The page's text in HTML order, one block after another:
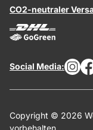
CO2-neutraler
Social Media:
Copyright © 2026
vorbehalten.